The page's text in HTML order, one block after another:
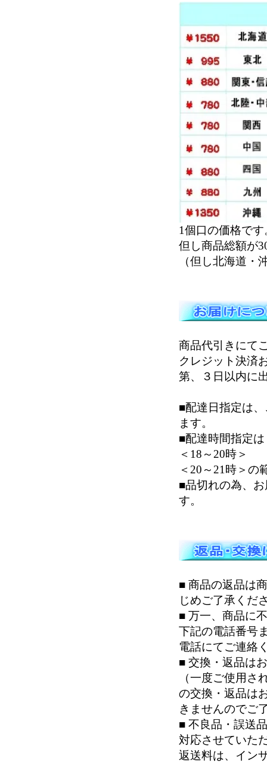
1個口の価格で
但し商品総額が
（但し北海道・
商品代引きにて
クレジット決済
第、３日以内に
■配達日指定は
ます。
■配達時間指定
＜18～20時＞
＜20～21時＞の
■品切れの為、
す。
■ 商品の返品は
じめご了承くだ
■ 万一、商品に
下記の電話番号
電話にてご連絡
■ 交換・返品は
（一度ご使用さ
の交換・返品は
きませんのでご
■ 不良品・誤送
対応させていた
返送料は、イン